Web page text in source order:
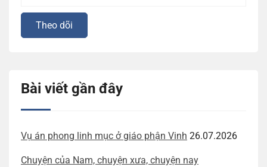
Bài viết gần đây
Vụ án phong linh mục ở giáo phận Vinh 26.07.2026
Chuyện của Nam, chuyện xưa, chuyện nay